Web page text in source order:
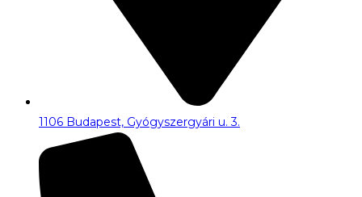
1106 Budapest, Gyógyszergyári u. 3.